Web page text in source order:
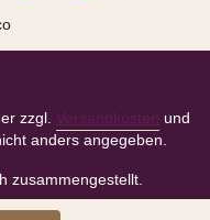
zzgl. Versandkosten
und
anders angegeben.
zusammengestellt.